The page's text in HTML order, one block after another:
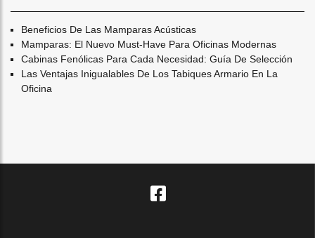
Beneficios De Las Mamparas Acústicas
Mamparas: El Nuevo Must-Have Para Oficinas Modernas
Cabinas Fenólicas Para Cada Necesidad: Guía De Selección
Las Ventajas Inigualables De Los Tabiques Armario En La
Oficina